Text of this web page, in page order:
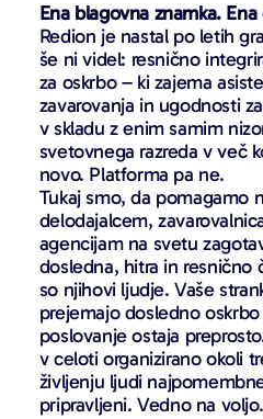
Ena blagovna znamka.
Redion je nastal po letih
še ni videl: resnično
za oskrbo – ki zajema
zavarovanja in ugodnosti
v skladu z enim samim
svetovnega razreda v več
novo. Platforma pa ne.
Tukaj smo, da pomagamo
delodajalcem,
agencijam na svetu
dosledna, hitra in resnično
so njihovi ljudje. Vaše
prejemajo dosledno
poslovanje ostaja
v celoti organizirano okoli
življenju ljudi
pripravljeni. Vedno na voljo.